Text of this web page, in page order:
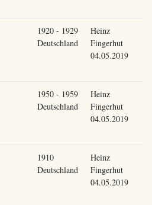
1920 - 1929
Deutschland
Heinz
Fingerhut
04.05.2019
1950 - 1959
Deutschland
Heinz
Fingerhut
04.05.2019
1910
Deutschland
Heinz
Fingerhut
04.05.2019